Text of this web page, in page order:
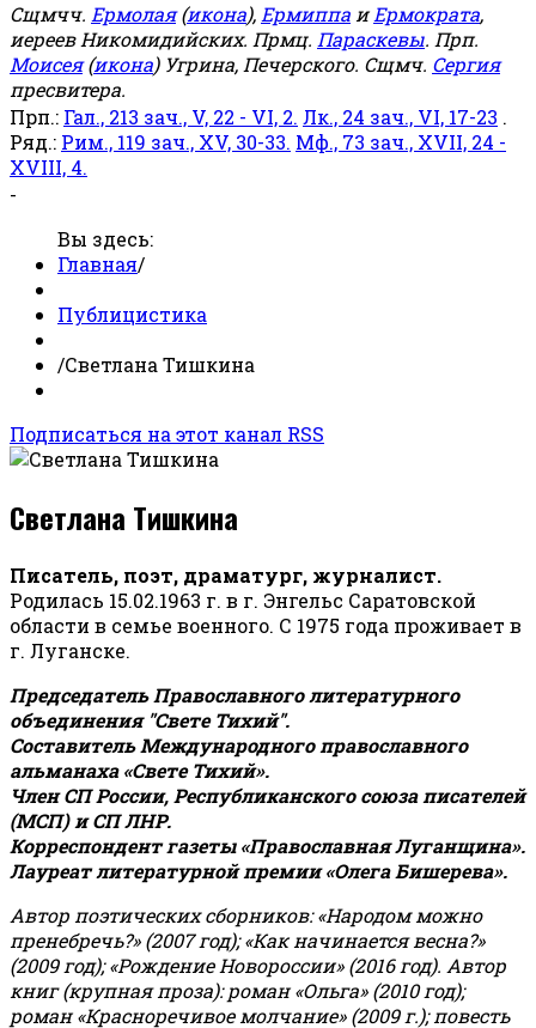
Сщмчч. Ермолая(икона), Ермиппа иЕрмократа,
иереев Никомидийских. Прмц. Параскевы. Прп.
Моисея(икона) Угрина, Печерского. Сщмч. Сергия
пресвитера.
Прп.: Гал., 213 зач., V, 22 - VI, 2. Лк., 24 зач., VI, 17-23 .
Ряд.: Рим., 119 зач., XV, 30-33. Мф., 73 зач., XVII, 24 -
XVIII, 4.
-
Вы здесь:
Главная/
Публицистика
/Светлана Тишкина
Подписаться на этот канал RSS
Светлана Тишкина
Писатель, поэт, драматург, журналист.
Родилась 15.02.1963 г. в г. Энгельс Саратовской
области в семье военного. С 1975 года проживает в
г. Луганске.
Председатель Православного литературного
объединения "Свете Тихий".
Составитель Международного православного
альманаха «Свете Тихий».
Член СП России, Республиканского союза писателей
(МСП) и СП ЛНР.
Корреспондент газеты «Православная Луганщина».
Лауреат литературной премии «Олега Бишерева».
Автор поэтических сборников: «Народом можно
пренебречь?» (2007 год); «Как начинается весна?»
(2009 год); «Рождение Новороссии» (2016 год). Автор
книг (крупная проза): роман «Ольга» (2010 год);
роман «Красноречивое молчание» (2009 г.); повесть